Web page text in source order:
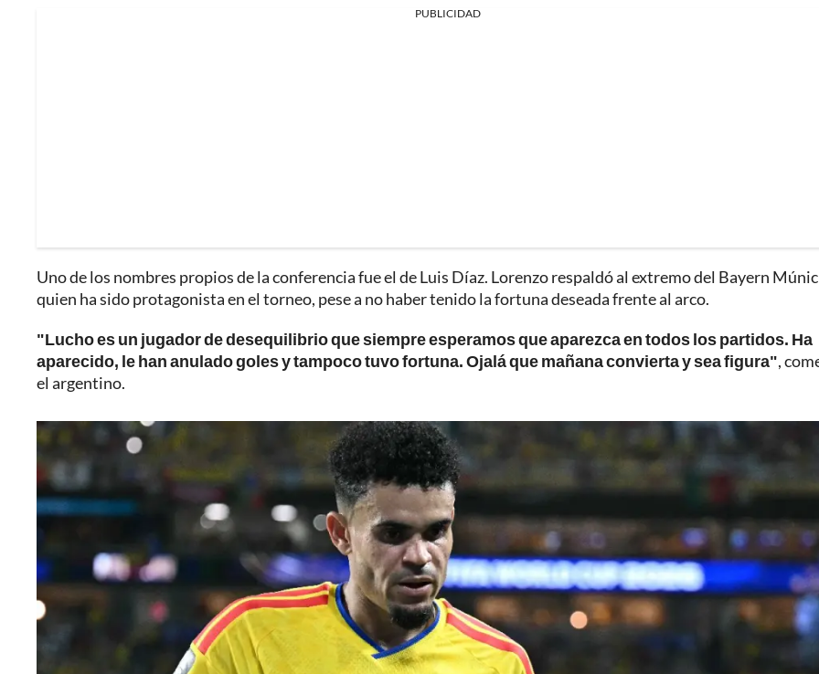
PUBLICIDAD
Uno de los nombres propios de la conferencia fue el de Luis Díaz. Lorenzo respaldó al extremo del Bayern
quien ha sido protagonista en el torneo, pese a no haber tenido la fortuna deseada frente al arco.
"Lucho es un jugador de desequilibrio que siempre esperamos que aparezca en todos los partidos. Ha
aparecido, le han anulado goles y tampoco tuvo fortuna. Ojalá que mañana convierta y sea figura",
el argentino.